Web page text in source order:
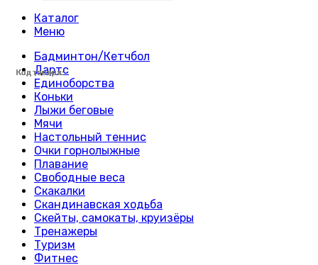
Код товара:
Код товара:
Код товара:
Код товара:
Код товара:
Код товара:
Код товара:
Код товара:
Код товара:
Код товара:
Код товара:
Код товара:
Код товара:
Код товара:
Код товара:
Код товара:
Код товара:
Код товара:
Код товара:
Код товара:
Код товара:
Код товара:
Код товара:
Код товара:
Каталог
Меню
Бадминтон/Кетчбол
Дартс
Единоборства
Коньки
Лыжи беговые
Мячи
Настольный теннис
Очки горнолыжные
Плавание
Свободные веса
Скакалки
Скандинавская ходьба
Скейты, самокаты, круизёры
Тренажеры
Туризм
Фитнес